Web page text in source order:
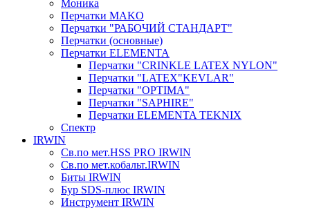
Моника
Перчатки MAKO
Перчатки "РАБОЧИЙ СТАНДАРТ"
Перчатки (основные)
Перчатки ELEMENTA
Перчатки "CRINKLE LATEX NYLON"
Перчатки "LATEX"KEVLAR"
Перчатки "OPTIMA"
Перчатки "SAPHIRE"
Перчатки ELEMENTA TEKNIX
Спектр
IRWIN
Св.по мет.HSS PRO IRWIN
Св.по мет.кобальт.IRWIN
Биты IRWIN
Бур SDS-плюс IRWIN
Инструмент IRWIN